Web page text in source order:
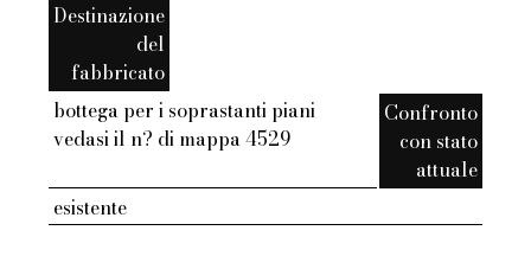
Destinazione
del
fabbricato
bottega per i soprastanti piani
vedasi il n? di mappa 4529
Confronto
con stato
attuale
esistente